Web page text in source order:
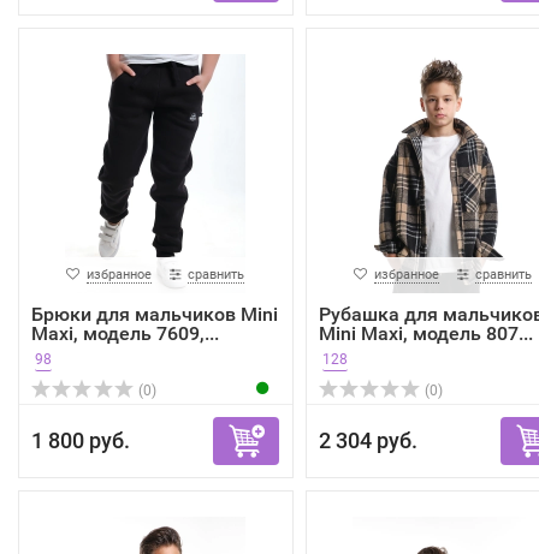
избранное сравнить
Брюки для мальчиков Mini
Maxi, модель 7609,...
98
(0)
1 800 руб.
избранное сравнить
Рубашка для
Mini Maxi, модель 807...
128
(0)
2 304 руб.